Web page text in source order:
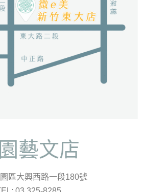
藝文店
區大興西路一段180號